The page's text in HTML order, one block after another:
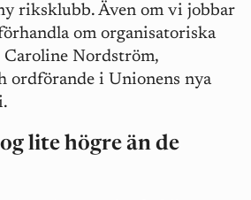
riksklubb. Även om vi jobbar
om organisatoriska
Caroline Nordström,
ordförande i Unionens nya
lite högre än de